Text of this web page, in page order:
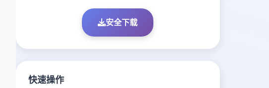
安全下载
快速操作